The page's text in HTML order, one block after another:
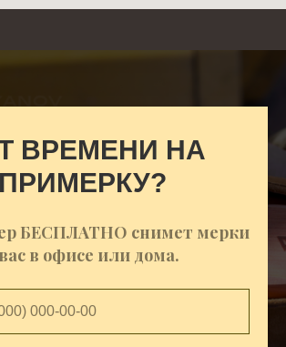
ВРЕМЕНИ НА
ПРИМЕРКУ?
БЕСПЛАТНО снимет мерки
в офисе или дома.